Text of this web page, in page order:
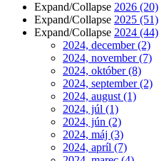
Expand/Collapse 2026 (20)
Expand/Collapse 2025 (51)
Expand/Collapse 2024 (44)
2024, december(2)
2024, november(7)
2024, október(8)
2024, september(2)
2024, august(1)
2024, júl (1)
2024, jún (2)
2024, máj (3)
2024, apríl (7)